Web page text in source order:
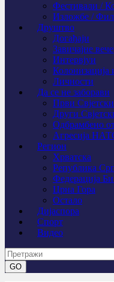
Фестивали /
Изложбе /
Друштво
Догађаји
Завичајне
Интервјуи
Колонизација
Личности
Да се не заборави
Први
Други
Одбрамбено
Агресија
Регион
Хрватска
Република
Федерација
Црна Гора
Остало
Дијаспора
Спорт
Видео